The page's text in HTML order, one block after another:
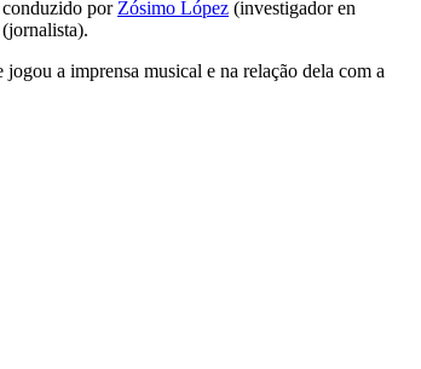
conduzido por Zósimo López (investigador en
(jornalista).
a imprensa musical e na relação dela com a